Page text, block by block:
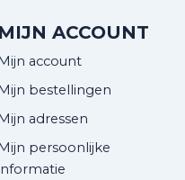
MIJN ACCOUNT
account
bestellingen
adressen
persoonlijke